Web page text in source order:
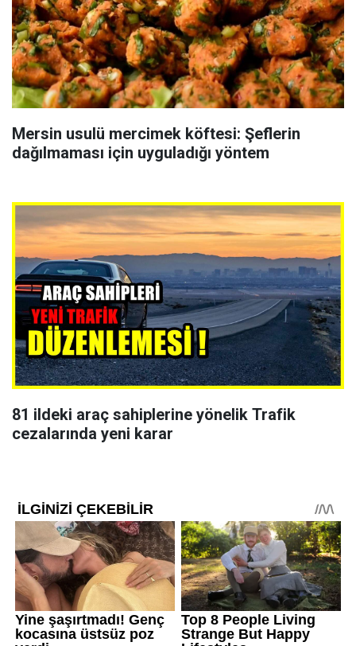
Mersin usulü mercimek köftesi: Şeflerin
dağılmaması için uyguladığı yöntem
81 ildeki araç sahiplerine yönelik Trafik
cezalarında yeni karar